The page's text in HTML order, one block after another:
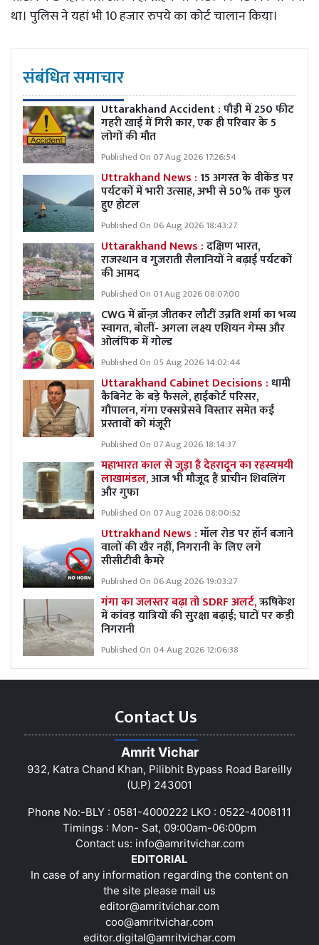
था। पुलिस ने यहां भी 10 हजार रुपये का कोर्ट चालान किया।
संबंधित समाचार
Uttarakhand Accident : पौड़ी में 250 फीट
गहरी खाई में गिरी कार, एक ही परिवार के 5
लोगों की मौत
Published On 07 Aug 2026 17:26:54
Uttrakhand News :15 अगस्त के वीकेंड पर
पर्यटकों में भारी उत्साह, अभी से 50% तक फुल
हुए होटल
Published On 06 Aug 2026 18:43:27
Uttarakhand News :दक्षिण भारत,
राजस्थान व गुजराती सैलानियों ने बढ़ाई पर्यटकों
की आमद
Published On 01 Aug 2026 08:07:00
CWG में ब्रॉन्ज़ जीतकर लौटीं उन्नति शर्मा का भव्य
स्वागत, बोलीं- अगला लक्ष्य एशियन गेम्स और
ओलंपिक में गोल्ड
Published On 05 Aug 2026 14:02:44
Uttarakhand Cabinet Decisions :धामी
कैबिनेट के बड़े फैसले, हाईकोर्ट परिसर,
गौपालन, गंगा एक्सप्रेसवे विस्तार समेत कई
प्रस्तावों को मंजूरी
Published On 07 Aug 2026 18:14:37
महाभारत काल से जुड़ा है देहरादून का रहस्यमयी
लाखामंडल,आज भी मौजूद हैं प्राचीन शिवलिंग
और गुफा
Published On 07 Aug 2026 08:00:52
Uttrakhand News :मॉल रोड पर हॉर्न बजाने
वालों की खैर नहीं, निगरानी के लिए लगे
सीसीटीवी कैमरे
Published On 06 Aug 2026 19:03:27
गंगा का जलस्तर बढ़ा तो SDRF अलर्ट,ऋषिकेश
में कांवड़ यात्रियों की सुरक्षा बढ़ाई; घाटों पर कड़ी
निगरानी
Published On 04 Aug 2026 12:06:38
Contact Us
Amrit Vichar
932, Katra Chand Khan, Pilibhit Bypass Road Bareilly
(U.P) 243001
Phone No:-BLY : 0581-4000222 LKO : 0522-4008111
Timings : Mon- Sat, 09:00am-06:00pm
Contact us: info@amritvichar.com
EDITORIAL
In case of any information regarding the content on
the site please mail us
editor@amritvichar.com
coo@amritvichar.com
editor.digital@amritvichar.com